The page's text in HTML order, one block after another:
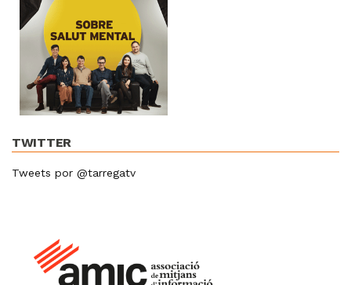
TWITTER
Tweets por @tarregatv